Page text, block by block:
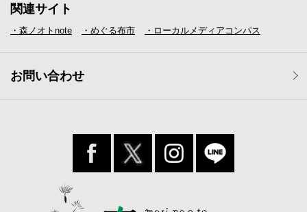
関連サイト
・森ノオトnote ・めぐる布市 ・ローカルメディア コンパス
お問い合わせ